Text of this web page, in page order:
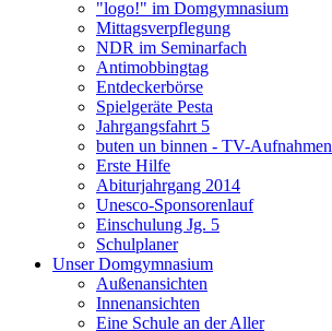
"logo!" im Domgymnasium
Mittagsverpflegung
NDR im Seminarfach
Antimobbingtag
Entdeckerbörse
Spielgeräte Pesta
Jahrgangsfahrt 5
buten un binnen - TV-Aufnahmen
Erste Hilfe
Abiturjahrgang 2014
Unesco-Sponsorenlauf
Einschulung Jg. 5
Schulplaner
Unser Domgymnasium
Außenansichten
Innenansichten
Eine Schule an der Aller